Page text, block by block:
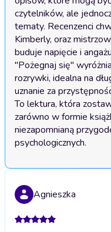
czytelników, ale
tematy. Recenzenci
Kimberly, oraz
buduje napięcie i
"Pożegnaj się"
rozrywki, idealna na
uznanie za
To lektura, która
zarówno w formie
niezapomnianą
psychologicznych.
Agnieszka